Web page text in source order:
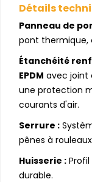
Détails
Panneau de
pont thermique,
Étanchéité
EPDM avec joint
une protection
courants d'air.
Serrure :
pênes à
Huisserie :
durable.